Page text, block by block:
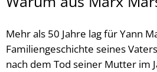
Mehr als 50 Jahre lag für Yann
Familiengeschichte seines
nach dem Tod seiner Mutter im